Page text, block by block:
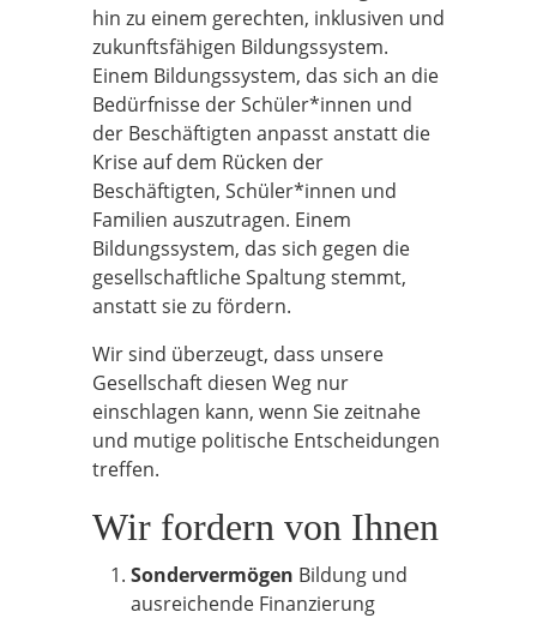
hin zu einem gerechten, inklusiven und
zukunftsfähigen Bildungssystem.
Einem Bildungssystem, das sich an die
Bedürfnisse der Schüler*innen und
der Beschäftigten anpasst anstatt die
Krise auf dem Rücken der
Beschäftigten, Schüler*innen und
Familien auszutragen. Einem
Bildungssystem, das sich gegen die
gesellschaftliche Spaltung stemmt,
anstatt sie zu fördern.
Wir sind überzeugt, dass unsere
Gesellschaft diesen Weg nur
einschlagen kann, wenn Sie zeitnahe
und mutige politische Entscheidungen
treffen.
Wir fordern von Ihnen
Sondervermögen Bildung und
ausreichende Finanzierung